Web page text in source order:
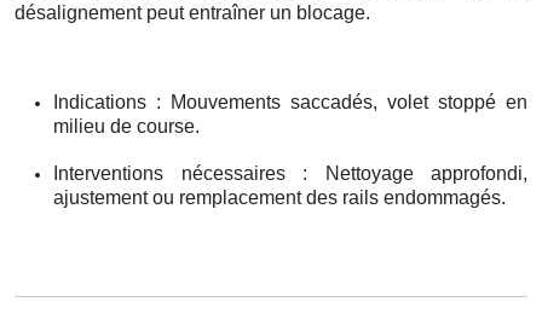
désalignement peut entraîner un blocage.
Indications : Mouvements saccadés, volet stoppé en
milieu de course.
Interventions nécessaires : Nettoyage approfondi,
ajustement ou remplacement des rails endommagés.